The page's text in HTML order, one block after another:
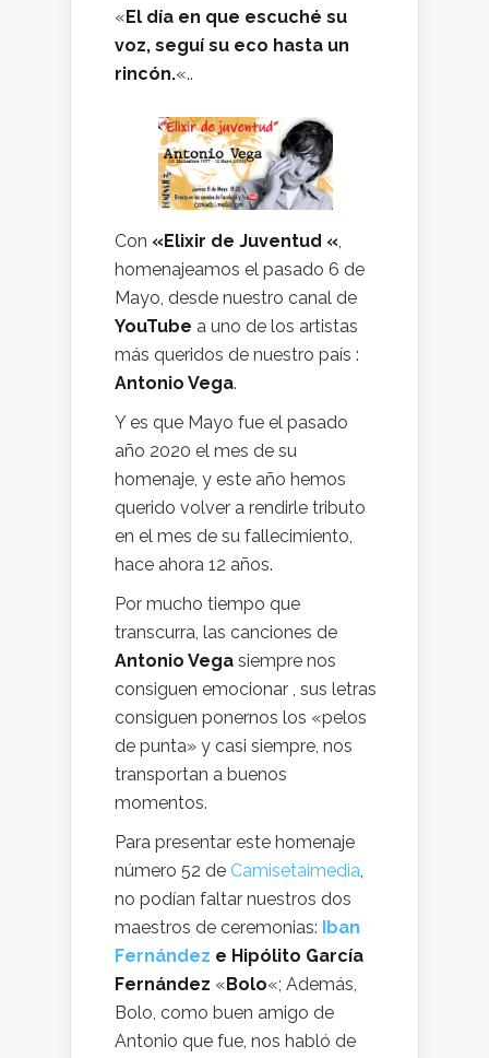
«El día en que escuché su
voz, seguí su eco hasta un
rincón.«..
Con «Elixir de Juventud «,
homenajeamos el pasado 6 de
Mayo, desde nuestro canal de
YouTube a uno de los artistas
más queridos de nuestro país :
Antonio Vega.
Y es que Mayo fue el pasado
año 2020 el mes de su
homenaje, y este año hemos
querido volver a rendirle tributo
en el mes de su fallecimiento,
hace ahora 12 años.
Por mucho tiempo que
transcurra, las canciones de
Antonio Vega siempre nos
consiguen emocionar , sus letras
consiguen ponernos los «pelos
de punta» y casi siempre, nos
transportan a buenos
momentos.
Para presentar este homenaje
número 52 de Camisetaimedia,
no podían faltar nuestros dos
maestros de ceremonias:
Iban
Fernández e Hipólito García
Fernández « Bolo«; Además,
Bolo, como buen amigo de
Antonio que fue, nos habló de